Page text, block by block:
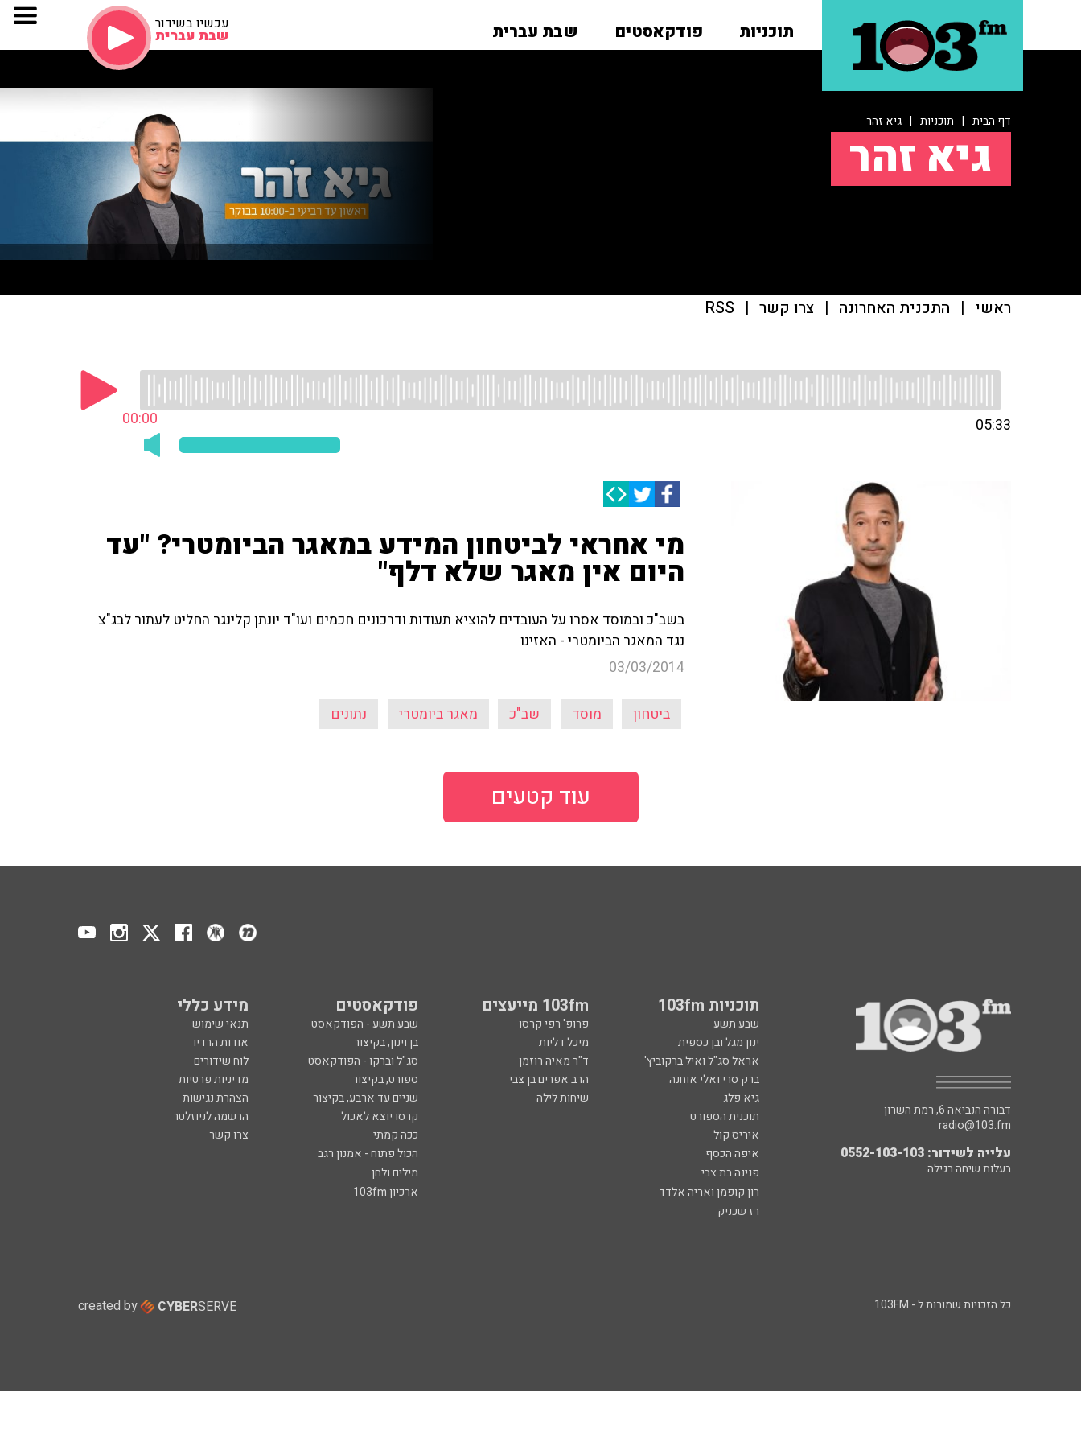
תוכניות פודקאסטים שבת עברית עכשיו בשידור
שבת עברית
דף הבית | תוכניות | גיא זהר
גיא זהר
ראשי | התכנית האחרונה | צרו קשר |
RSS
00:00 05:33
מי אחראי לביטחון המידע במאגר הביומטרי? "עד
היום אין מאגר שלא דלף"
בשב"כ ובמוסד אסרו על העובדים להוציא תעודות ודרכונים חכמים ועו"ד יונתן קלינגר החליט לעתור לבג"צ
נגד המאגר הביומטרי - האזינו
03/03/2014
ביטחון מוסד שב"כ מאגר ביומטרי נתונים
עוד קטעים
תוכניות 103fm 103fm מייעצים פודקאסטים מידע כללי
שבע תשע פרופ' רפי קרסו שבע תשע - הפודקאסט
תנאי שימוש
ינון מגל ובן כספית
מיכל דליות בן וינון, בקיצור
אודות הרדיו
אראל סג"ל ואיל ברקוביץ'
ד"ר מאיה רוזמן סג"ל וברקו - הפודקאסט
לוח שידורים
ברק סרי ואלי אוחנה
הרב אפרים בן צבי ספורט, בקיצור
מדיניות פרטיות
גיא פלג
שיחות לילה שניים עד ארבע, בקיצור
הצהרת נגישות
תוכנית הספורט
קרסו יוצא לאכול
הרשמה לניוזלטר
איריס קול
ככה קמתי
צרו קשר
איפה הכסף
הכול פתוח - אמנון רגב
פנינה בת צבי
מילים ולחן
רון קופמן ואריה אלדד
ארכיון 103fm
רז שכניק
דבורה הנביאה 6, רמת השרון
radio@103.fm
עלייה לשידור: 0552-103-103
בעלות שיחה רגילה
כל הזכויות שמורות ל - 103FM created by CYBERSERVE